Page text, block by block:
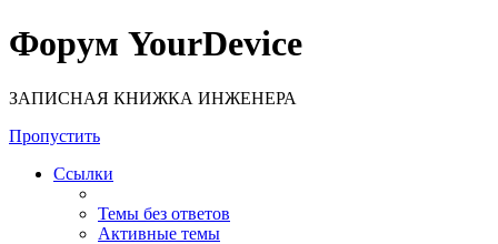
Форум YourDevice
ЗАПИСНАЯ КНИЖКА ИНЖЕНЕРА
Пропустить
Ссылки
Темы без ответов
Активные темы